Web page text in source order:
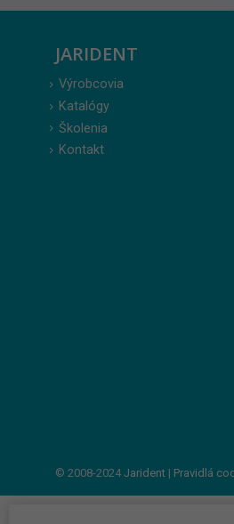
JARIDENT
Výrobcovia
Katalógy
Školenia
Kontakt
© 2008-2024Jarident | Pravidlá